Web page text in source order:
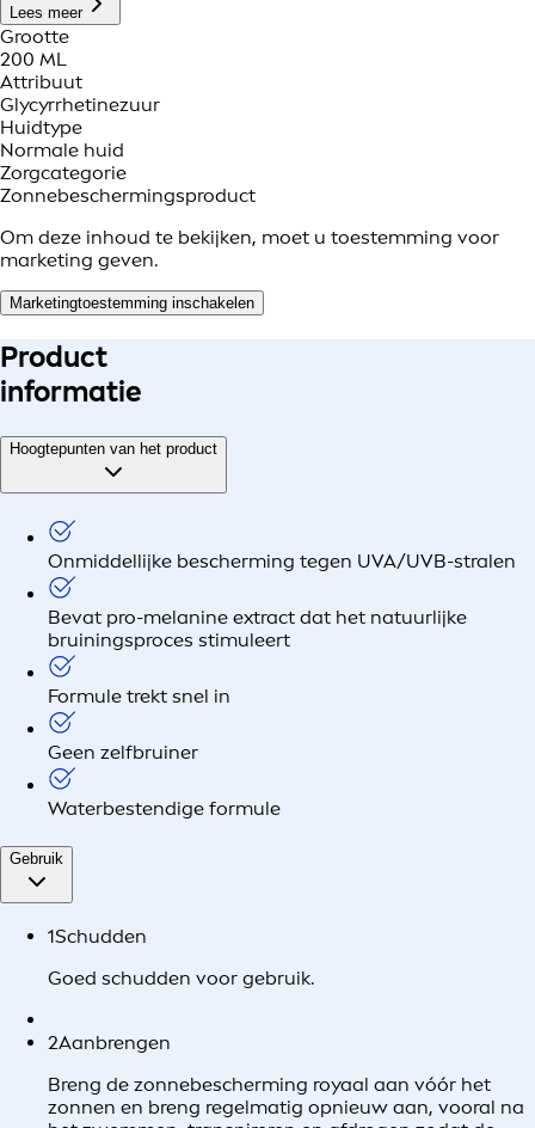
Lees meer
Grootte
200 ML
Attribuut
Glycyrrhetinezuur
Huidtype
Normale huid
Zorgcategorie
Zonnebeschermingsproduct
Om deze inhoud te bekijken, moet u toestemming voor
marketing geven.
Marketingtoestemming inschakelen
Product
informatie
Hoogtepunten van het product
Onmiddellijke bescherming tegen UVA/UVB-stralen
Bevat pro-melanine extract dat het natuurlijke
bruiningsproces stimuleert
Formule trekt snel in
Geen zelfbruiner
Waterbestendige formule
Gebruik
1Schudden
Goed schudden voor gebruik.
2Aanbrengen
Breng de zonnebescherming royaal aan vóór het
zonnen en breng regelmatig opnieuw aan, vooral na